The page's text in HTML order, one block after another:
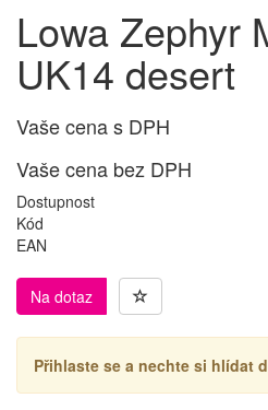
Lowa Zephyr
UK14 desert
Vaše cena s DPH
Vaše cena bez DPH
Dostupnost
Kód
EAN
Na dotaz
Přihlaste se a nechte si hlídat